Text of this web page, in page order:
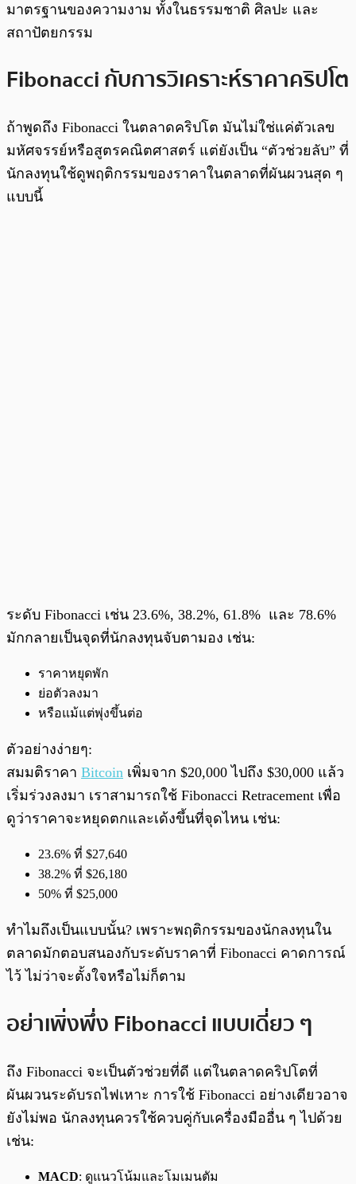
มาตรฐานของความงาม ทั้งในธรรมชาติ ศิลปะ และ
สถาปัตยกรรม
Fibonacci กับการวิเคราะห์ราคาคริปโต
ถ้าพูดถึง Fibonacci ในตลาดคริปโต มันไม่ใช่แค่ตัวเลข
มหัศจรรย์หรือสูตรคณิตศาสตร์ แต่ยังเป็น “ตัวช่วยลับ” ที่
นักลงทุนใช้ดูพฤติกรรมของราคาในตลาดที่ผันผวนสุด ๆ
แบบนี้
ระดับ Fibonacci เช่น 23.6%, 38.2%, 61.8% และ 78.6%
มักกลายเป็นจุดที่นักลงทุนจับตามอง เช่น:
ราคาหยุดพัก
ย่อตัวลงมา
หรือแม้แต่พุ่งขึ้นต่อ
ตัวอย่างง่ายๆ:
สมมติราคา Bitcoin เพิ่มจาก $20,000 ไปถึง $30,000 แล้ว
เริ่มร่วงลงมา เราสามารถใช้ Fibonacci Retracement เพื่อ
ดูว่าราคาจะหยุดตกและเด้งขึ้นที่จุดไหน เช่น:
23.6% ที่ $27,640
38.2% ที่ $26,180
50% ที่ $25,000
ทำไมถึงเป็นแบบนั้น? เพราะพฤติกรรมของนักลงทุนใน
ตลาดมักตอบสนองกับระดับราคาที่ Fibonacci คาดการณ์
ไว้ ไม่ว่าจะตั้งใจหรือไม่ก็ตาม
อย่าเพิ่งพึ่ง Fibonacci แบบเดี่ยว ๆ
ถึง Fibonacci จะเป็นตัวช่วยที่ดี แต่ในตลาดคริปโตที่
ผันผวนระดับรถไฟเหาะ การใช้ Fibonacci อย่างเดียวอาจ
ยังไม่พอ นักลงทุนควรใช้ควบคู่กับเครื่องมืออื่น ๆ ไปด้วย
เช่น:
MACD: ดูแนวโน้มและโมเมนตัม